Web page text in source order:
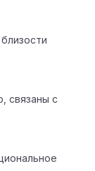
связаны с